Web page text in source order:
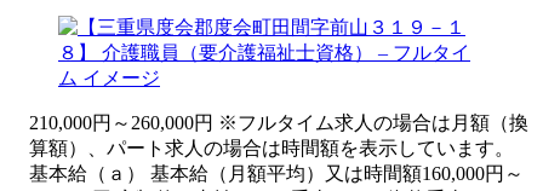
210,000円～260,000円 ※フルタイム求人の場合は月額（換
算額）、パート求人の場合は時間額を表示しています。
基本給（ａ） 基本給（月額平均）又は時間額160,000円～